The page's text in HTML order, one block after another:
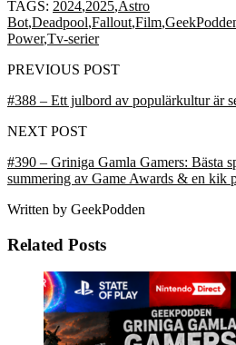
TAGS: 2024,2025,Astro
Bot,Deadpool,Fallout,Film,
Power,Tv-serier
PREVIOUS POST
#388 – Ett julbord av populärkultur är
NEXT POST
#390 – Griniga Gamla Gamers: Bästa
summering av Game Awards & en kik
Written by GeekPodden
Related Posts